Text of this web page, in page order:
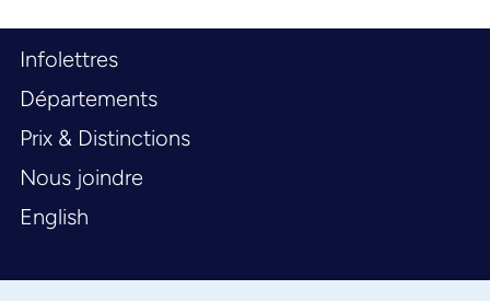
Infolettres
Départements
Prix & Distinctions
Nous joindre
English